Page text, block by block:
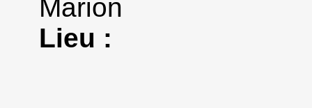
Marion
Lieu :